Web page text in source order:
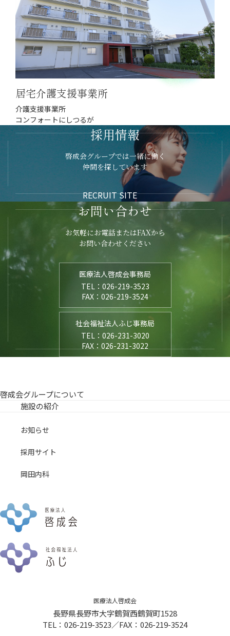
居宅介護支援事業所
介護支援事業所
コンフォートにしつるが
採用情報
啓成会グループでは一緒に働く
仲間を探しています
RECRUIT SITE
お問い合わせ
お気軽にお電話またはFAXから
お問い合わせください
医療法人啓成会事務局
TEL：026-219-3523
FAX：026-219-3524
社会福祉法人ふじ事務局
TEL：026-231-3020
FAX：026-231-3022
医療法人啓成会
長野県長野市大字鶴賀西鶴賀町1528
TEL：026-219-3523／FAX：026-219-3524
啓成会グループについて
施設の紹介
お知らせ
採用サイト
岡田内科